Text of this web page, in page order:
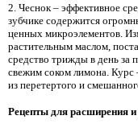
2. Чеснок – эффективное
зубчике содержится
ценных микроэлементов.
растительным маслом,
средство трижды в день за
свежим соком лимона. Курс
из перетертого и
Рецепты для расширения и